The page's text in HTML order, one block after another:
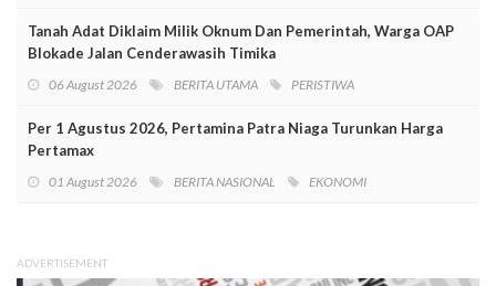
Tanah Adat Diklaim Milik Oknum Dan Pemerintah, Warga OAP
Blokade Jalan Cenderawasih Timika
06 August 2026 BERITA UTAMA PERISTIWA
Per 1 Agustus 2026, Pertamina Patra Niaga Turunkan Harga
Pertamax
01 August 2026 BERITA NASIONAL EKONOMI
ADVERTISEMENT